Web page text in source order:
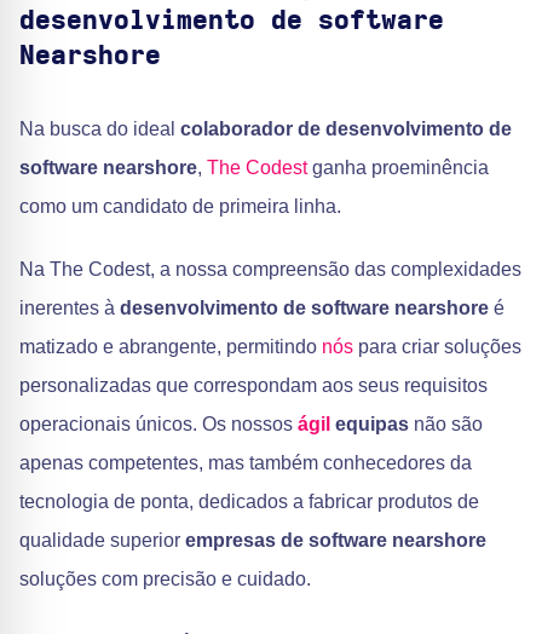
desenvolvimento de software
Nearshore
Na busca do ideal colaborador de desenvolvimento de
software nearshore, The Codestganha proeminência
como um candidato de primeira linha.
Na The Codest, a nossa compreensão das complexidades
inerentes à desenvolvimento de software nearshore é
matizado e abrangente, permitindo nós para criar soluções
personalizadas que correspondam aos seus requisitos
operacionais únicos. Os nossos ágil equipas não são
apenas competentes, mas também conhecedores da
tecnologia de ponta, dedicados a fabricar produtos de
qualidade superior empresas de software nearshore
soluções com precisão e cuidado.